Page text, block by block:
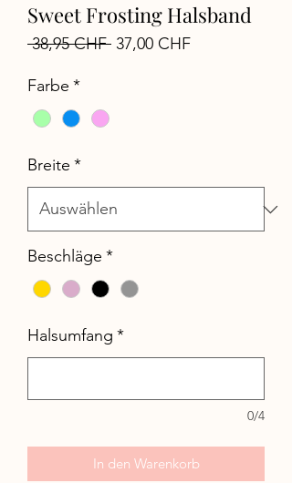
Sweet Frosting Halsband
38,95 CHF Standardpreis
37,00 CHFSale-
Farbe *
Breite *
Beschläge *
Halsumfang *
0/4
In den Warenkorb